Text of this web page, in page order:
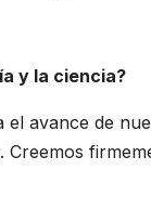
y la ciencia?
avance de